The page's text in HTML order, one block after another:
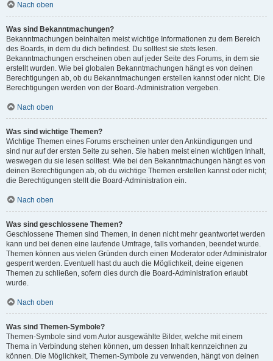
Nach oben
Was sind Bekanntmachungen?
Bekanntmachungen beinhalten meist wichtige Informationen zu dem Bereich
des Boards, in dem du dich befindest. Du solltest sie stets lesen.
Bekanntmachungen erscheinen oben auf jeder Seite des Forums, in dem sie
erstellt wurden. Wie bei globalen Bekanntmachungen hängt es von deinen
Berechtigungen ab, ob du Bekanntmachungen erstellen kannst oder nicht. Die
Berechtigungen werden von der Board-Administration vergeben.
Nach oben
Was sind wichtige Themen?
Wichtige Themen eines Forums erscheinen unter den Ankündigungen und
sind nur auf der ersten Seite zu sehen. Sie haben meist einen wichtigen Inhalt,
weswegen du sie lesen solltest. Wie bei den Bekanntmachungen hängt es von
deinen Berechtigungen ab, ob du wichtige Themen erstellen kannst oder nicht;
die Berechtigungen stellt die Board-Administration ein.
Nach oben
Was sind geschlossene Themen?
Geschlossene Themen sind Themen, in denen nicht mehr geantwortet werden
kann und bei denen eine laufende Umfrage, falls vorhanden, beendet wurde.
Themen können aus vielen Gründen durch einen Moderator oder Administrator
gesperrt werden. Eventuell hast du auch die Möglichkeit, deine eigenen
Themen zu schließen, sofern dies durch die Board-Administration erlaubt
wurde.
Nach oben
Was sind Themen-Symbole?
Themen-Symbole sind vom Autor ausgewählte Bilder, welche mit einem
Thema in Verbindung stehen können, um dessen Inhalt kennzeichnen zu
können. Die Möglichkeit, Themen-Symbole zu verwenden, hängt von deinen